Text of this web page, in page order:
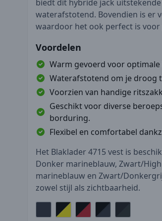
biedt dit hybride jack uitstekende
waterafstotend. Bovendien is er
waardoor het ook perfect is voor
Voordelen
Warm gevoerd voor
Waterafstotend om je droog
Voorzien van handige
Geschikt voor diverse
borduring.
Flexibel en comfortabel
Het Blaklader 4715 vest is
Donker marineblauw, Zwart/
marineblauw en Zwart/
zowel stijl als zichtbaarheid.